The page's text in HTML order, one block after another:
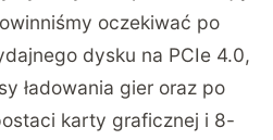
oczekiwać po
dysku na PCIe 4.0,
ładowania gier oraz po
karty graficznej i 8-